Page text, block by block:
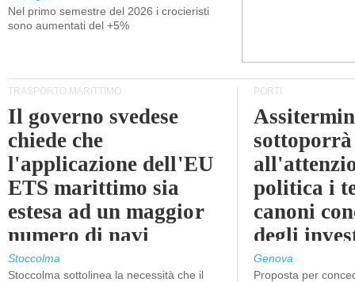
Nel primo semestre del 2026 i crocieristi
sono aumentati del +5%
TRASPORTO MARITTIMO
Il governo svedese
chiede che
l'applicazione dell'EU
ETS marittimo sia
estesa ad un maggior
numero di navi
Stoccolma
Stoccolma sottolinea la necessità che il
PORTI
sottoporrà
politica i
canoni
degli
Genova
Proposta per